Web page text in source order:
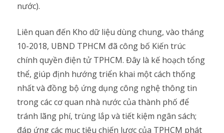
nước).
Liên quan đến Kho dữ liệu dùng chung, vào tháng
10-2018, UBND TPHCM đã công bố Kiến trúc
chính quyền điện tử TPHCM. Đây là kế hoạch tổng
thể, giúp định hướng triển khai một cách thống
nhất và đồng bộ ứng dụng công nghệ thông tin
trong các cơ quan nhà nước của thành phố để
tránh lãng phí, trùng lắp và tiết kiệm ngân sách;
đáp ứng các mục tiêu chiến lược của TPHCM phát